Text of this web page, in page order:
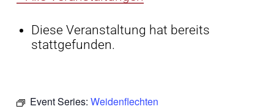
Diese Veranstaltung hat bereits
stattgefunden.
Event Series: Weidenflechten